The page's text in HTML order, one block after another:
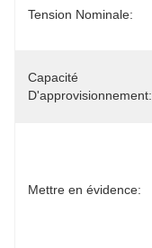
Tension Nominale:
Capacité
D'approvisionnement:
Mettre en évidence: